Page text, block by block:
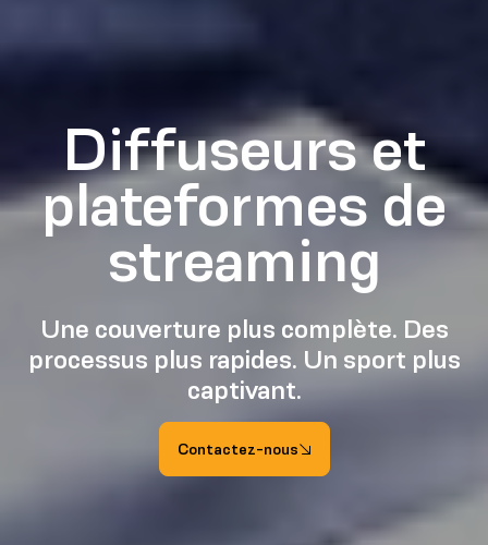
Diffuseurs et
plateformes de
streaming
Une couverture plus complète. Des
processus plus rapides. Un sport plus
captivant.
Contactez-nous